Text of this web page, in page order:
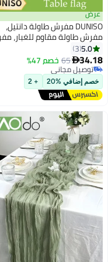
DUNISO مفرش طاولة دانتيل،
مقاوم للغبار، مفرش
مستطيل، مع خيوط،
ومقاوم للحرارة،
الحفلات والمطاعم
أبيض

65خصم 47%
مجاني
مجاني
%20
+ 2